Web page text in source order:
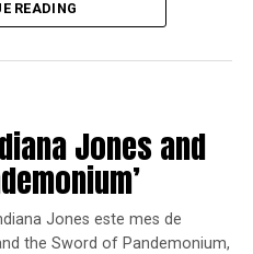
mundo geek, además
XBOX
READING
Jones and
Jones este mes de
the Sword of Pandemonium,